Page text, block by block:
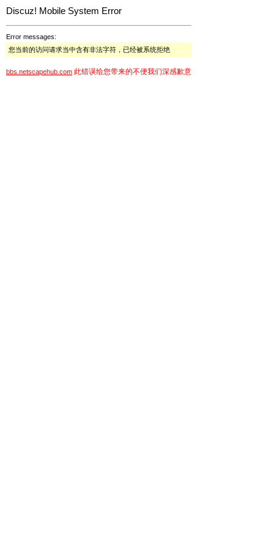
Discuz! Mobile System Error
Error messages:
您当前的访问请求当中含有非法字符，已经被系统拒绝
bbs.netscapehub.com 此错误给您带来的不便我们深感歉意